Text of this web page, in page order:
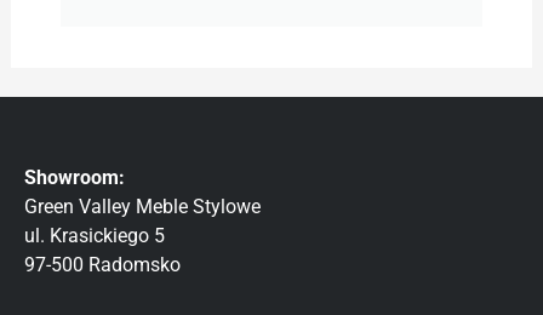
Showroom:
Green Valley Meble Stylowe
ul. Krasickiego 5
97-500 Radomsko